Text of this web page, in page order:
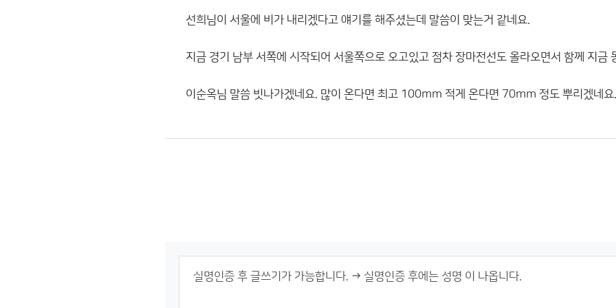
선희님이 서울에 비가 내리겠다고 얘기를 해주셨는데 말씀이 맞는거 같네요.
지금 경기 남부 서쪽에 시작되어 서울쪽으로 오고있고 점차 장마전선도 올라오면서 함께 지금
이순옥님 말씀 빗나가겠네요. 많이 온다면 최고 100mm 적게 온다면 70mm 정도 뿌리겠네요.